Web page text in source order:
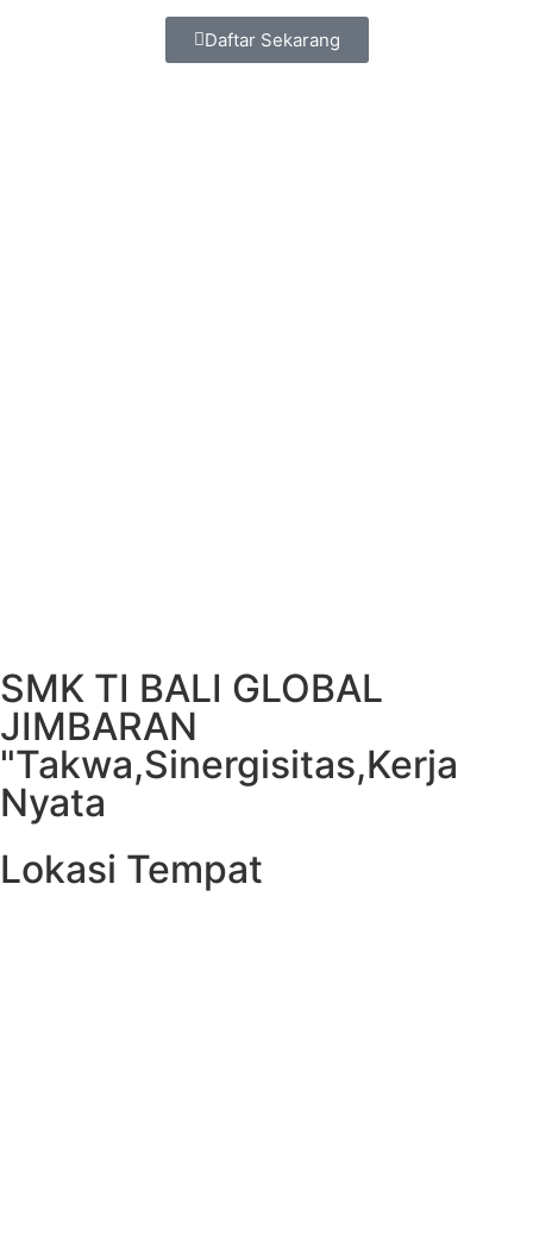
Daftar Sekarang
SMK TI BALI GLOBAL
JIMBARAN
"Takwa,Sinergisitas,Kerja
Nyata
Lokasi Tempat